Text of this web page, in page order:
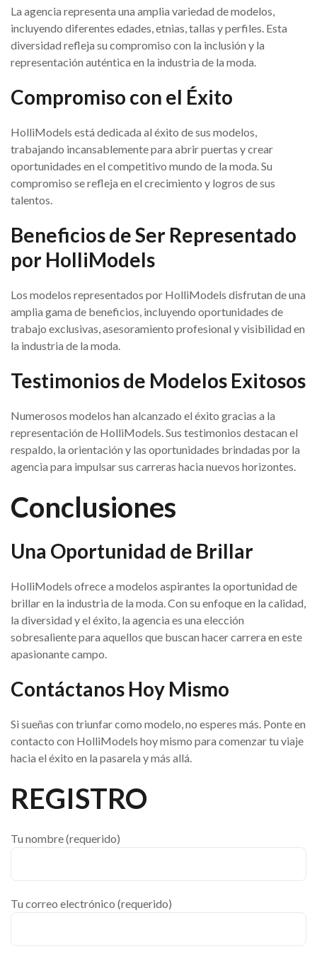
La agencia representa una amplia variedad de modelos,
incluyendo diferentes edades, etnias, tallas y perfiles. Esta
diversidad refleja su compromiso con la inclusión y la
representación auténtica en la industria de la moda.
Compromiso con el Éxito
HolliModels está dedicada al éxito de sus modelos,
trabajando incansablemente para abrir puertas y crear
oportunidades en el competitivo mundo de la moda. Su
compromiso se refleja en el crecimiento y logros de sus
talentos.
Beneficios de Ser Representado
por HolliModels
Los modelos representados por HolliModels disfrutan de una
amplia gama de beneficios, incluyendo oportunidades de
trabajo exclusivas, asesoramiento profesional y visibilidad en
la industria de la moda.
Testimonios de Modelos Exitosos
Numerosos modelos han alcanzado el éxito gracias a la
representación de HolliModels. Sus testimonios destacan el
respaldo, la orientación y las oportunidades brindadas por la
agencia para impulsar sus carreras hacia nuevos horizontes.
Conclusiones
Una Oportunidad de Brillar
HolliModels ofrece a modelos aspirantes la oportunidad de
brillar en la industria de la moda. Con su enfoque en la calidad,
la diversidad y el éxito, la agencia es una elección
sobresaliente para aquellos que buscan hacer carrera en este
apasionante campo.
Contáctanos Hoy Mismo
Si sueñas con triunfar como modelo, no esperes más. Ponte en
contacto con HolliModels hoy mismo para comenzar tu viaje
hacia el éxito en la pasarela y más allá.
REGISTRO
Tu nombre (requerido)
Tu correo electrónico (requerido)